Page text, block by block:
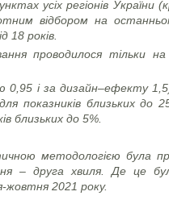
усіх регіонів України
відбором на
18 років.
проводилося тільки
0,95 і за дизайн–ефекту
показників близьких до
близьких до 5%.
методологією була
– друга хвиля. Де це
жовтня 2021 року.